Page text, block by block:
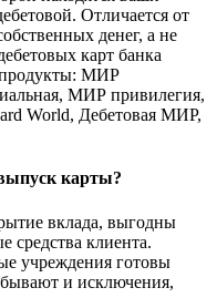
Отличается от
денег, а не
карт банка
МИР
МИР привилегия,
World, Дебетовая МИР,
карты?
вклада, выгодны
средства клиента.
учреждения готовы
и исключения,